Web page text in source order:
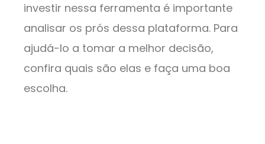
investir nessa ferramenta é importante
analisar os prós dessa plataforma. Para
ajudá-lo a tomar a melhor decisão,
confira quais são elas e faça uma boa
escolha.